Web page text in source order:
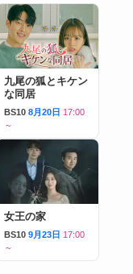
九尾の狐とキケン
な同居
BS10 8月20日 17:00
～
女王の家
BS10 9月23日 17:00
～